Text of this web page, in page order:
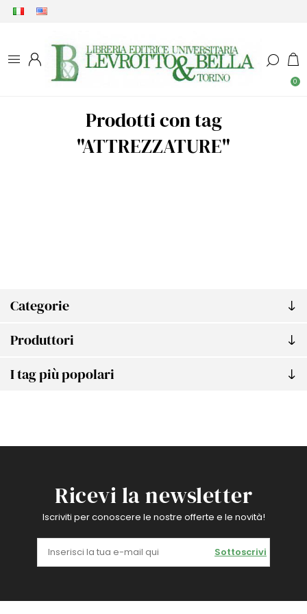
0
Categorie
Produttori
I tag più popolari
Prodotti con tag
"ATTREZZATURE"
Ricevi la newsletter
Iscriviti per conoscere le nostre offerte e le novità!
Sottoscrivi